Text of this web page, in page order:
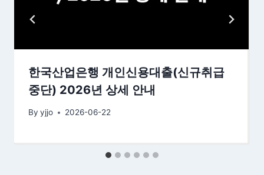
한국산업은행 개인신용대출(신규취급
중단) 2026년 상세 안내
By yjjo 2026-06-22